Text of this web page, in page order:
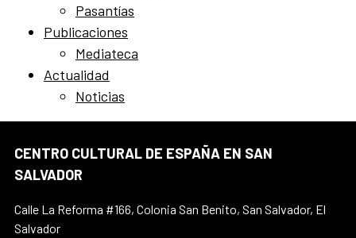
Pasantías
Publicaciones
Mediateca
Actualidad
Noticias
CENTRO CULTURAL DE ESPAÑA EN SAN
SALVADOR
Calle La Reforma #166, Colonia San Benito, San Salvador, El
Salvador